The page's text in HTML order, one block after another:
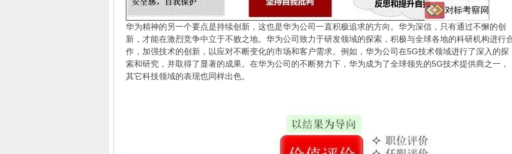
华为精神的另一个要点是持续创新，这也是华为公司一直积极追求的方向。华为深信，只有通过不懈的创
新，才能在激烈竞争中立于不败之地。华为公司致力于研发领域的探索，积极与全球各地的科研机构进行
作，加强技术的创新，以应对不断变化的市场和客户需求。例如，华为公司在5G技术领域进行了深入的探
索和研究，并取得了显著的成果。在华为公司的不断努力下，华为成为了全球领先的5G技术提供商之一，
其它科技领域的表现也同样出色。